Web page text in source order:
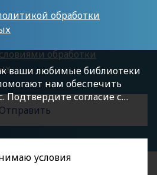
обработки
обработки
ваши любимые библиотеки
нам обеспечить
Подтвердите согласие с
нажав
чтобы продолжить.
условия